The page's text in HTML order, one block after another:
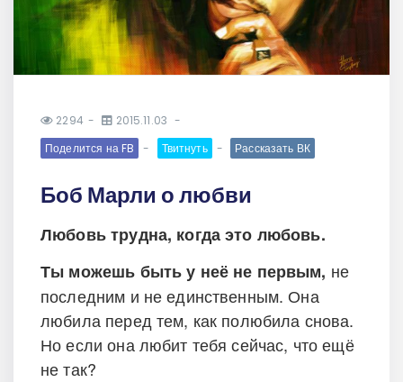
2294
2015.11.03
Поделится на FB
Твитнуть Рассказать ВК
Боб Марли о любви
Любовь трудна, когда это любовь.
Ты можешь быть у неё не первым, не
последним и не единственным. Она
любила перед тем, как полюбила снова.
Но если она любит тебя сейчас, что ещё
не так?